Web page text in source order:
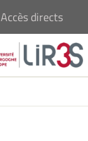
Accès directs